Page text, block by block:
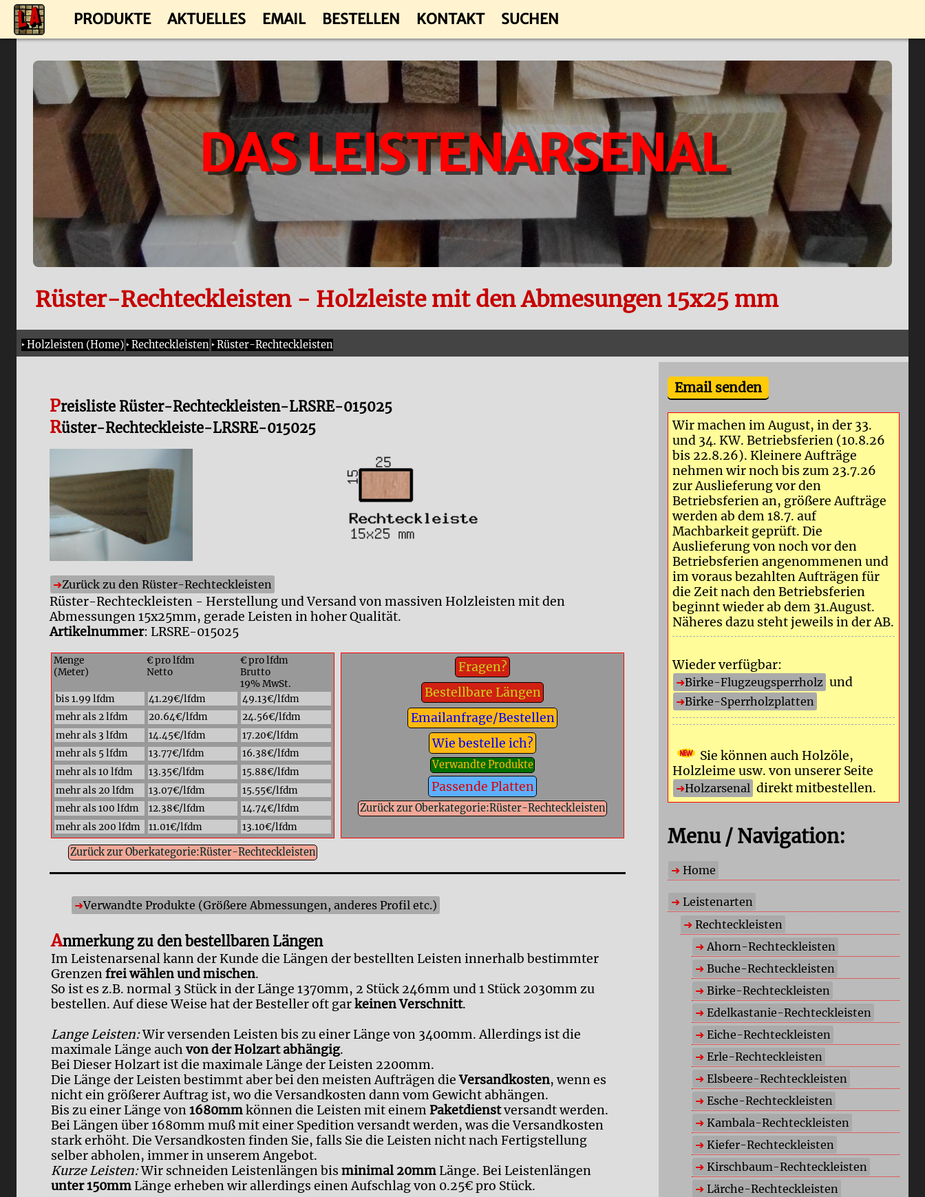
PRODUKTE AKTUELLES EMAIL BESTELLEN KONTAKT SUCHEN
DAS LEISTENARSENAL
Rüster-Rechteckleisten - Holzleiste mit den Abmesungen 15x25 mm
‣Holzleisten (Home) ‣Rechteckleisten ‣Rüster-Rechteckleisten
Preisliste Rüster-Rechteckleisten-LRSRE-015025
Rüster-Rechteckleiste-LRSRE-015025
Zurück zu den Rüster-Rechteckleisten
Rüster-Rechteckleisten - Herstellung und Versand von massiven Holzleisten mit den
Abmessungen 15x25mm, gerade Leisten in hoher Qualität.
Artikelnummer: LRSRE-015025
Menge
(Meter)
€ pro lfdm
Netto
€ pro lfdm
Brutto
19% MwSt.
bis 1.99 lfdm
41.29€/lfdm
49.13€/lfdm
mehr als 2 lfdm
20.64€/lfdm
24.56€/lfdm
mehr als 3 lfdm
14.45€/lfdm
17.20€/lfdm
mehr als 5 lfdm
13.77€/lfdm
16.38€/lfdm
mehr als 10 lfdm
13.35€/lfdm
15.88€/lfdm
mehr als 20 lfdm
13.07€/lfdm
15.55€/lfdm
mehr als 100 lfdm
12.38€/lfdm
14.74€/lfdm
mehr als 200 lfdm
11.01€/lfdm 13.10€/lfdm
Fragen?
Bestellbare Längen
Emailanfrage/Bestellen
Wie bestelle ich?
Verwandte Produkte
Passende Platten
Zurück zur Oberkategorie:Rüster-Rechteckleisten
Zurück zur Oberkategorie:Rüster-Rechteckleisten
Verwandte Produkte (Größere Abmessungen, anderes Profil etc.)
Anmerkung zu den bestellbaren Längen
Im Leistenarsenal kann der Kunde die Längen der bestellten Leisten innerhalb bestimmter
Grenzenfrei wählen und mischen.
So ist es z.B. normal 3 Stück in der Länge 1370mm, 2 Stück 246mm und 1 Stück 2030mm zu
bestellen. Auf diese Weise hat der Besteller oft garkeinen Verschnitt.
Lange Leisten:Wir versenden Leisten bis zu einer Länge von 3400mm. Allerdings ist die
maximale Länge auch von der Holzart abhängig.
Bei Dieser Holzart ist die maximale Länge der Leisten 2200mm.
Die Länge der Leisten bestimmt aber bei den meisten Aufträgen dieVersandkosten, wenn es
nicht ein größerer Auftrag ist, wo die Versandkosten dann vom Gewicht abhängen.
Bis zu einer Länge von1680mmkönnen die Leisten mit einem Paketdienstversandt werden.
Bei Längen über 1680mm muß mit einer Spedition versandt werden, was die Versandkosten
stark erhöht. Die Versandkosten finden Sie, falls Sie die Leisten nicht nach Fertigstellung
selber abholen, immer in unserem Angebot.
Kurze Leisten:Wir schneiden Leistenlängen bis minimal 20mmLänge. Bei Leistenlängen
unter 150mmLänge erheben wir allerdings einen Aufschlag von 0.25€ pro Stück.
Email senden
Wir machen im August, in der 33.
und 34. KW. Betriebsferien (10.8.26
bis 22.8.26). Kleinere Aufträge
nehmen wir noch bis zum 23.7.26
zur Auslieferung vor den
Betriebsferien an, größere Aufträge
werden ab dem 18.7. auf
Machbarkeit geprüft. Die
Auslieferung von noch vor den
Betriebsferien angenommenen und
im voraus bezahlten Aufträgen für
die Zeit nach den Betriebsferien
beginnt wieder ab dem 31.August.
Näheres dazu steht jeweils in der AB.
Wieder verfügbar:
Birke-Flugzeugsperrholz und
Birke-Sperrholzplatten
Sie können auch Holzöle,
Holzleime usw. von unserer Seite
Holzarsenal direkt mitbestellen.
Menu / Navigation:
Home
Leistenarten
Rechteckleisten
Ahorn-Rechteckleisten
Buche-Rechteckleisten
Birke-Rechteckleisten
Edelkastanie-Rechteckleisten
Eiche-Rechteckleisten
Erle-Rechteckleisten
Elsbeere-Rechteckleisten
Esche-Rechteckleisten
Kambala-Rechteckleisten
Kiefer-Rechteckleisten
Kirschbaum-Rechteckleisten
Lärche-Rechteckleisten